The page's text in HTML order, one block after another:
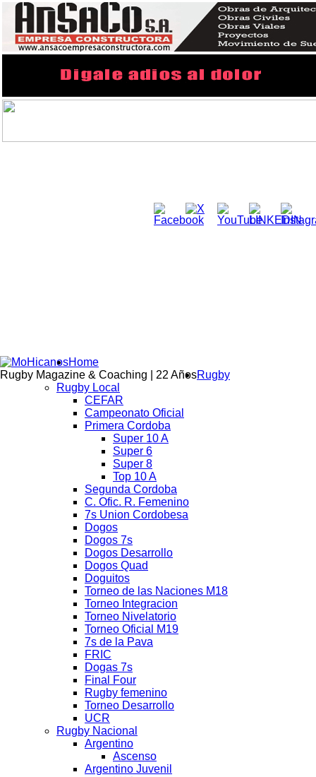
Rugby Magazine & Coaching | 22 Años
Home
Rugby
Rugby Local
CEFAR
Campeonato Oficial
Primera Cordoba
Super 10 A
Super 6
Super 8
Top 10 A
Segunda Cordoba
C. Ofic. R. Femenino
7s Union Cordobesa
Dogos
Dogos 7s
Dogos Desarrollo
Dogos Quad
Doguitos
Torneo de las Naciones M18
Torneo Integracion
Torneo Nivelatorio
Torneo Oficial M19
7s de la Pava
FRIC
Dogas 7s
Final Four
Rugby femenino
Torneo Desarrollo
UCR
Rugby Nacional
Argentino
Ascenso
Argentino Juvenil